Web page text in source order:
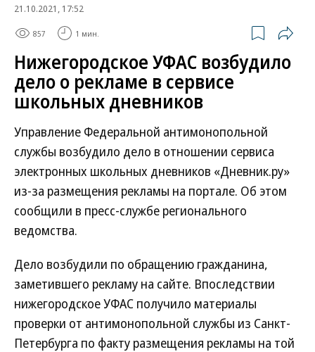
21.10.2021, 17:52
857 1 мин.
Нижегородское УФАС возбудило
дело о рекламе в сервисе
школьных дневников
Управление Федеральной антимонопольной
службы возбудило дело в отношении сервиса
электронных школьных дневников «Дневник.ру»
из-за размещения рекламы на портале. Об этом
сообщили в пресс-службе регионального
ведомства.
Дело возбудили по обращению гражданина,
заметившего рекламу на сайте. Впоследствии
нижегородское УФАС получило материалы
проверки от антимонопольной службы из Санкт-
Петербурга по факту размещения рекламы на той